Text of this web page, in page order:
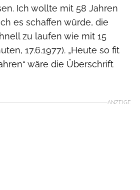
Ich wollte mit 58 Jahren
es schaffen würde, die
zu laufen wie mit 15
17.6.1977). „Heute so fit
wäre die Überschrift
ANZEIGE